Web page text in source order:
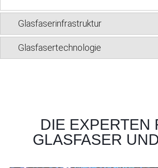
Glasfaserinfrastruktur
Glasfasertechnologie
DIE EXPERTEN
GLASFASER